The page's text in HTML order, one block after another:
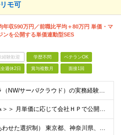
モ可
年収590万円／前職比平均＋80万円 単価・マ
ンを公開する単価連動型SES
経験歓迎 学歴不問 ベテランOK
週休2日 賞与複数月 面接1回
・インフラ（NW/サーバ/クラウド）の実務経験をお持ちの方（目安：1年以上は全員面接確定） ・インフラに興味がある未経験の方 ・学歴不問 ■ こんな方を歓迎します ・IaC（Terraform等）
＜＜仕組み＞＞ 月単価に応じて会社ＨＰで公開しているテーブルにもとづき毎月決定されます！ https://www.tech4u.dev/payroll ＜＜実績＞＞ 平均年収実績：590万円 ＜＜
（希望にあわせた選択制） 東京都、神奈川県、埼玉県、千葉県、大阪府、兵庫県、京都府、愛知県、福岡県の各プロジェクト先 ・フル／ハイブリッドリモート案件あり ・転勤なし ・U・Iターンも歓迎＆支援可能